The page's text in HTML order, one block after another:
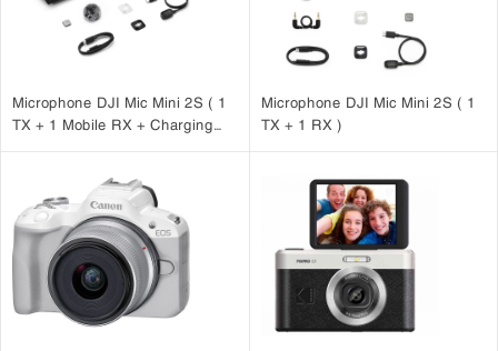
Microphone DJI Mic Mini 2S ( 1
TX + 1 Mobile RX + Charging
Microphone DJI Mic Mini 2S ( 1
TX + 1 RX )